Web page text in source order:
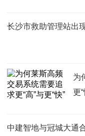
长沙市救助管理站出
为
更“
中建智地与冠城大通